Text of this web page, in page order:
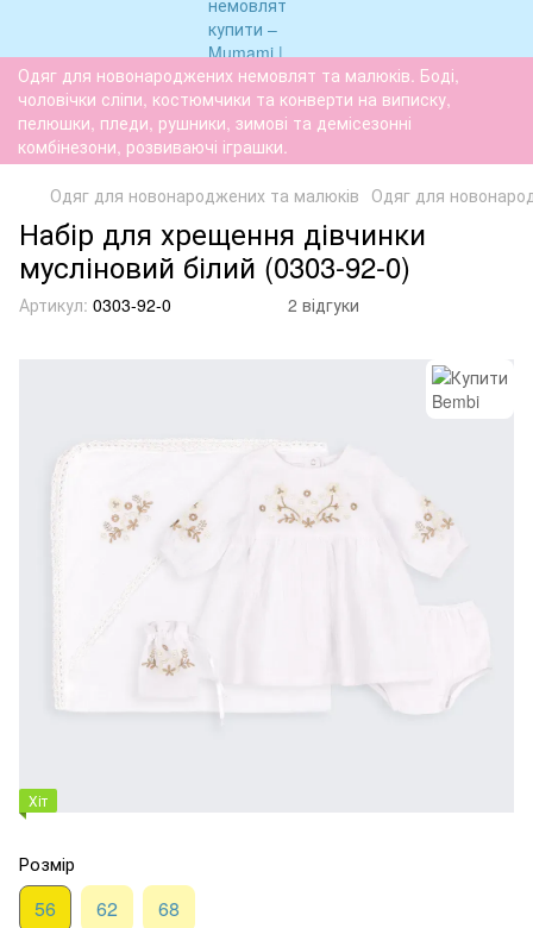
Одяг для новонароджених немовлят та малюків. Боді,
чоловічки сліпи, костюмчики та конверти на виписку,
пелюшки, пледи, рушники, зимові та демісезонні
комбінезони, розвиваючі іграшки.
Одяг для новонароджених та малюків Одяг для
Набір для хрещення дівчинки
мусліновий білий (0303-92-0)
Артикул: 0303-92-0 2 відгуки
Хіт
Розмір
56 62 68